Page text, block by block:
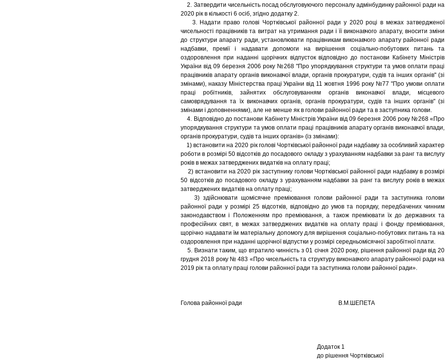
2. Затвердити чисельність посад обслуговуючого персоналу адмінбудинку районної ради на
2020 рік в кількості 6 осіб, згідно додатку 2.
3. Надати право голові Чортківської районної ради у 2020 році в межах затвердженої
чисельності працівників та витрат на утримання ради і її виконавчого апарату, вносити зміни
до структури апарату ради, установлювати працівникам виконавчого апарату районної ради
надбавки, премії і надавати допомоги на вирішення соціально-побутових питань та
оздоровлення при наданні щорічних відпусток відповідно до постанови Кабінету Міністрів
України від 09 березня 2006 року №268 "Про упорядкування структури та умов оплати праці
працівників апарату органів виконавчої влади, органів прокуратури, судів та інших органів" (зі
змінами), наказу Міністерства праці України від 11 жовтня 1996 року №77 "Про умови оплати
праці робітників, зайнятих обслуговуванням органів виконавчої влади, місцевого
самоврядування та їх виконавчих органів, органів прокуратури, судів та інших органів" (зі
змінами і доповненнями), але не менше як в голови районної ради та в заступника голови.
4. Відповідно до постанови Кабінету Міністрів України від 09 березня 2006 року №268 «Про
упорядкування структури та умов оплати праці працівників апарату органів виконавчої влади,
органів прокуратури, судів та інших органів» (із змінами):
1) встановити на 2020 рік голові Чортківської районної ради надбавку за особливий характер
роботи в розмірі 50 відсотків до посадового окладу з урахуванням надбавки за ранг та вислугу
років в межах затверджених видатків на оплату праці;
2) встановити на 2020 рік заступнику голови Чортківської районної ради надбавку в розмірі
50 відсотків до посадового окладу з урахуванням надбавки за ранг та вислугу років в межах
затверджених видатків на оплату праці;
3) здійснювати щомісячне преміювання голови районної ради та заступника голови
районної ради у розмірі 25 відсотків, відповідно до умов та порядку, передбачених чинним
законодавством і Положенням про преміювання, а також преміювати їх до державних та
професійних свят, в межах затверджених видатків на оплату праці і фонду преміювання,
щорічно надавати їм матеріальну допомогу для вирішення соціально-побутових питань та на
оздоровлення при наданні щорічної відпустки у розмірі середньомісячної заробітної плати.
5. Визнати таким, що втратило чинність з 01 січня 2020 року, рішення районної ради від 20
грудня 2018 року № 483 «Про чисельність та структуру виконавчого апарату районної ради на
2019 рік та оплату праці голови районної ради та заступника голови районної ради».
Голова районної ради В.М.ШЕПЕТА
Додаток 1
до рішення Чортківської